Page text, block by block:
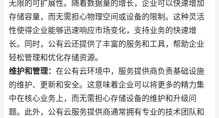
无限的可扩展性。随着数据量的增长，企业可以快速增加
存储容量，而无需担心物理空间或设备的限制。这种灵活
性使得企业能够迅速响应市场变化，支持业务的快速增
长。同时，公有云还提供了丰富的服务和工具，帮助企业
轻松管理和优化存储资源。
维护和管理： 在公有云环境中，服务提供商负责基础设施
的维护、更新和安全。这意味着企业可以将更多的精力集
中在核心业务上，而无需担心存储设备的维护和升级问
题。此外，公有云服务提供商通常拥有专业的技术团队和